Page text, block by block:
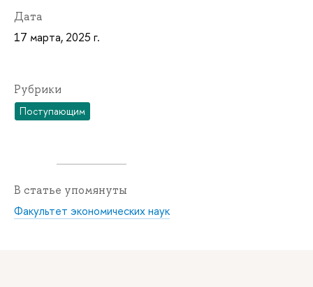
Дата
17 марта, 2025 г.
Рубрики
Поступающим
В статье упомянуты
Факультет экономических наук